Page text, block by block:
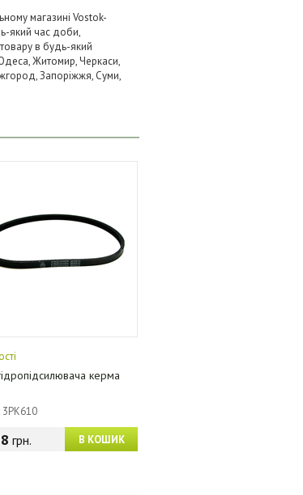
магазині Vostok-
який час доби,
в будь-який
Житомир, Черкаси,
Запоріжжя, Суми,
керма
3PK610
В КОШИК
грн.